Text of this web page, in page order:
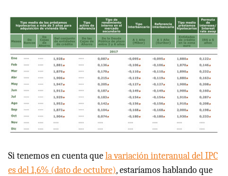
Si tenemos en cuenta quela variación interanual del IPC
es del 1,6% (dato de octubre), estaríamos hablando que